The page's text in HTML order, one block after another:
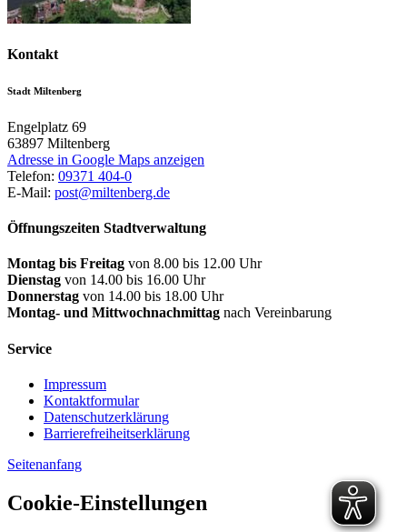
Kontakt
Stadt Miltenberg
Engelplatz 69
63897 Miltenberg
Adresse in Google Maps anzeigen
Telefon: 09371 404-0
E-Mail: post@miltenberg.de
Öffnungszeiten Stadtverwaltung
Montag bis Freitag von 8.00 bis 12.00 Uhr
Dienstag von 14.00 bis 16.00 Uhr
Donnerstag von 14.00 bis 18.00 Uhr
Montag- und Mittwochnachmittag nach Vereinbarung
Service
Impressum
Kontaktformular
Datenschutzerklärung
Barrierefreiheitserklärung
Seitenanfang
Cookie-Einstellungen